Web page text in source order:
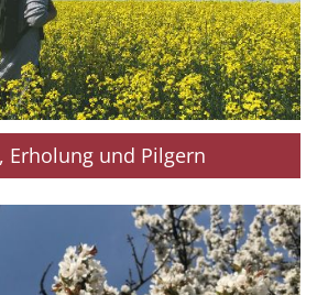
Erholung und Pilgern